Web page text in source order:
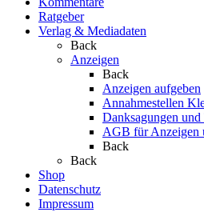
Ratgeber
Verlag & Mediadaten
Back
Anzeigen
Back
Anzeigen aufgeben
Annahmestellen
Danksagungen und
AGB für Anzeigen
Back
Back
Shop
Datenschutz
Impressum